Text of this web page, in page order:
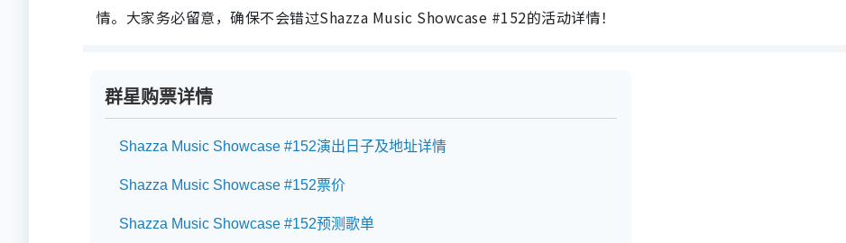
情。大家务必留意，确保不会错过Shazza Music Showcase #152的活动详情！
群星购票详情
Shazza Music Showcase #152演出日子及地址详情
Shazza Music Showcase #152票价
Shazza Music Showcase #152预测歌单